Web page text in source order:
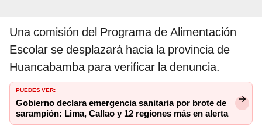
Una comisión del Programa de Alimentación
Escolar se desplazará hacia la provincia de
Huancabamba para verificar la denuncia.
PUEDES VER:
Gobierno declara emergencia sanitaria por brote de
sarampión: Lima, Callao y 12 regiones más en alerta